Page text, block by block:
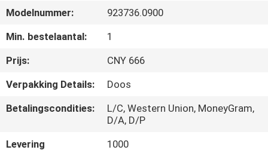
FABRIEKSREIS
CONTACTEER
ONS
VERZOEK
Modelnummer:
923736.0900
Min. bestelaantal:
1
Prijs:
CNY 666
Verpakking Details:
Doos
Betalingscondities:
L/C, Western Union, MoneyGram,
D/A, D/P
Levering
1000